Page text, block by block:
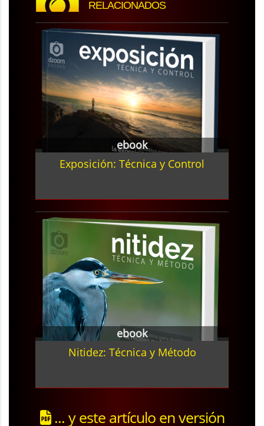
RELACIONADOS
ebook
Exposición: Técnica y Control
ebook
Nitidez: Técnica y Método
... y este artículo en versión